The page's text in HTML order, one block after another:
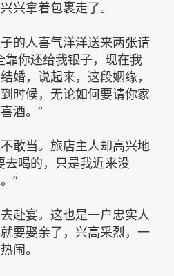
兴拿着包裹走了。
的人喜气洋洋送来两张请
靠你还给我银子，现在我
婚，说起来，这段姻缘，
时候，无论如何要请你家
酒。”
敢当。旅店主人却高兴地
去喝的，只是我近来没
”
赴宴。这也是一户忠实人
要娶亲了，兴高采烈，一
闹。